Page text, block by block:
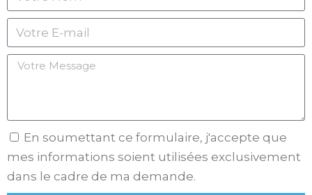
En soumettant ce formulaire, j'accepte que
mes informations soient utilisées exclusivement
dans le cadre de ma demande.